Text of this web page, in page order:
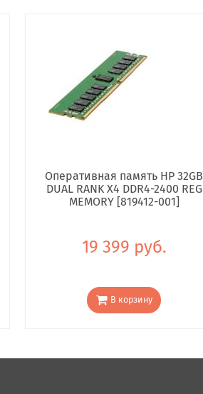
Оперативная память HP 32GB
DUAL RANK X4 DDR4-2400 REG
MEMORY [819412-001]
19 399 руб.
В корзину